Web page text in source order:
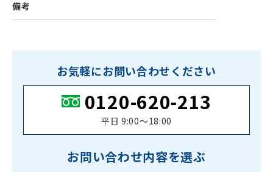
備考
お気軽にお問い合わせください
0120-620-213
平日 9:00〜18:00
お問い合わせ内容を選ぶ